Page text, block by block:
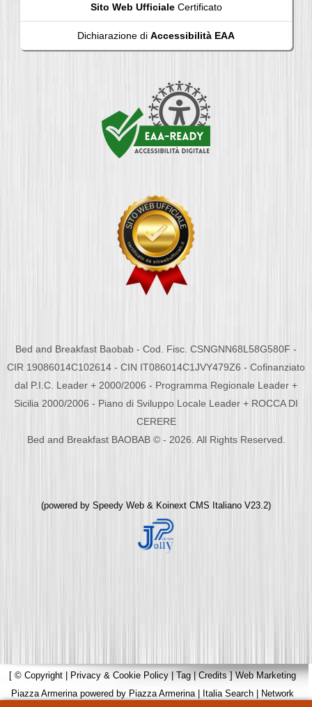
Sito Web UfficialeCertificato
Dichiarazione di Accessibilità EAA
Bed and Breakfast Baobab - Cod. Fisc. CSNGNN68L58G580F -
CIR 19086014C102614 - CIN IT086014C1JVY479Z6 - Cofinanziato
dal P.I.C. Leader + 2000/2006 - Programma Regionale Leader +
Sicilia 2000/2006 - Piano di Sviluppo Locale Leader + ROCCA DI
CERERE
Bed and Breakfast BAOBAB © - 2026. All Rights Reserved.
(powered by Speedy Web & Koinext CMS Italiano V23.2)
[ © Copyright | Privacy & Cookie Policy | Tag|Credits]Web Marketing
Piazza Armerina powered by Piazza Armerina | Italia Search | Network